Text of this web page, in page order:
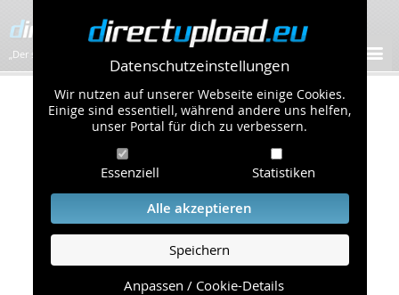
Datenschutzeinstellungen
Wir nutzen auf unserer Webseite einige Cookies.
Einige sind essentiell, während andere uns helfen,
unser Portal für dich zu verbessern.
Essenziell Statistiken
Alle akzeptieren
Speichern
Anpassen / Cookie-Details
„Der schnellste Bilder-Hoster im Web!”
Kontakt & Support
Um eine schnelle und unkomplizierte
Bearbeitung Ihres Problems zu gewährleisten,
bitten wir Sie,
folgende Punkte zu beachten und einzuhalten.
Die schnellste Hilfe finden Sie auf unserer
Seite, die die häufig gestellten Fragen